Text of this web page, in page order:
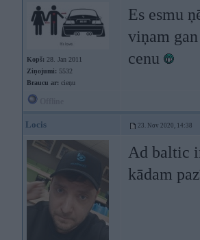
Kopš: 28. Jan 2011
Ziņojumi: 5532
Braucu ar: cieņu
Es esmu
viņam
cenu
Locis 23. Nov 2020, 14:38
Ad baltic
kādam